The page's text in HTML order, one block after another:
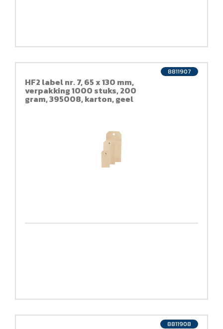
HF2 label nr. 7, 65 x 130 mm,
verpakking 1000 stuks, 200
gram, 395008, karton, geel
8811907
8811908